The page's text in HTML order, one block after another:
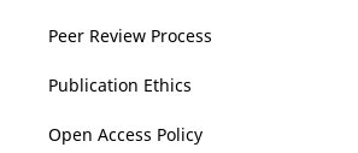
Peer Review Process
Publication Ethics
Open Access Policy